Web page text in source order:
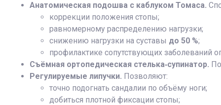
Анатомическая подошва с каблуком Томаса.
коррекции положения стопы;
равномерному распределению нагрузки;
снижению нагрузки на суставы до 50 %;
профилактике сопутствующих заболеваний
Съёмная ортопедическая стелька‑супинатор.
Регулируемые липучки. Позволяют:
точно подогнать сандалии по объёму ноги;
добиться плотной фиксации стопы;